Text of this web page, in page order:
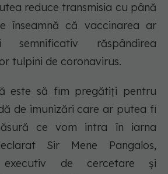
reduce transmisia cu până
înseamnă că vaccinarea ar
semnificativ răspândirea
tulpini de coronavirus.
este să fim pregătiţi pentru
de imunizări care ar putea fi
ce vom intra în iarna
Sir Mene Pangalos,
executiv de cercetare şi